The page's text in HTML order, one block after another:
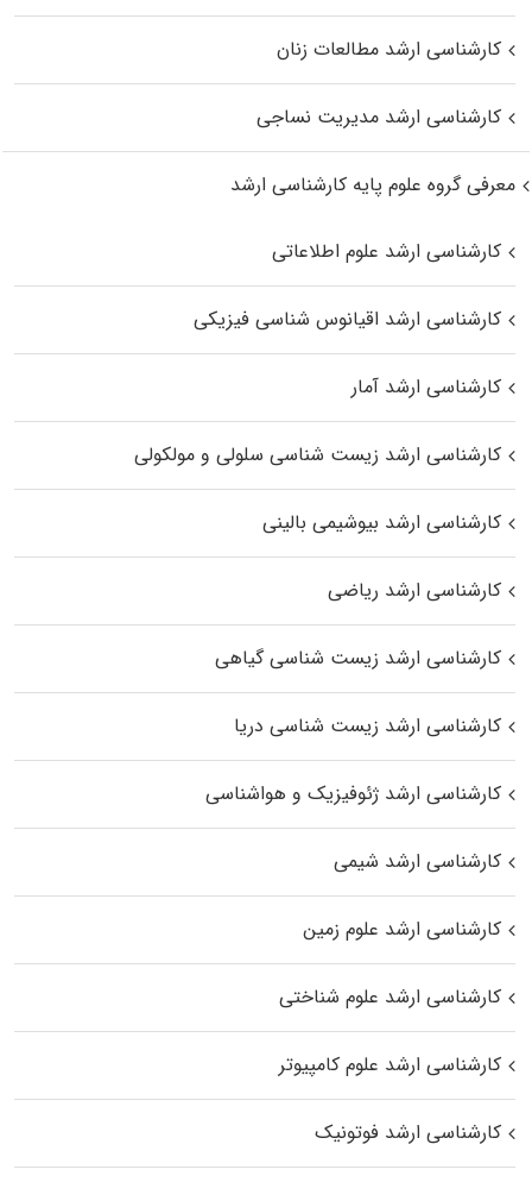
کارشناسی ارشد مطالعات زنان
کارشناسی ارشد مدیریت نساجی
معرفی گروه علوم پایه کارشناسی ارشد
کارشناسی ارشد علوم اطلاعاتی
کارشناسی ارشد اقیانوس‌ شناسی فیزیکی
کارشناسی ارشد آمار
کارشناسی ارشد زیست شناسی سلولی و مولکولی
کارشناسی ارشد بیوشیمی بالینی
کارشناسی ارشد ریاضی
کارشناسی ارشد زیست‌ شناسی گیاهی
کارشناسی ارشد زیست‌ شناسی دریا
کارشناسی ارشد ژئوفیزیک و هواشناسی
کارشناسی ارشد شیمی
کارشناسی ارشد علوم زمین
کارشناسی ارشد علوم شناختی
کارشناسی ارشد علوم کامپیوتر
کارشناسی ارشد فوتونیک